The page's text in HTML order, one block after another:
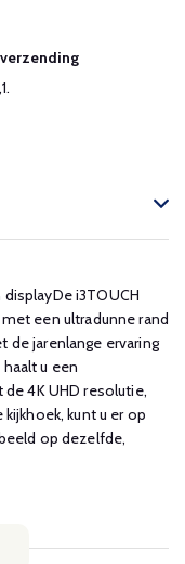
i3TOUCH
een ultradunne rand
de jarenlange ervaring
u een
4K UHD resolutie,
kunt u er op
op dezelfde,